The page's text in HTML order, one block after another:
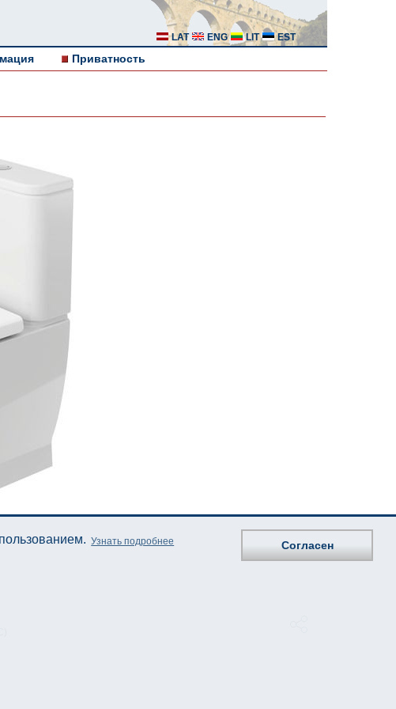
LAT ENG LIT EST
Приватность
Узнать подробнее Согласен